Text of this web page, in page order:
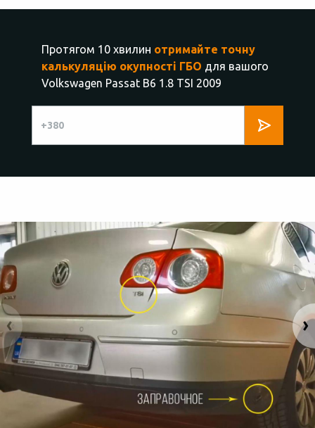
Протягом 10 хвилин отримайте точну
калькуляцію окупності ГБО для вашого
Volkswagen Passat B6 1.8 TSI 2009